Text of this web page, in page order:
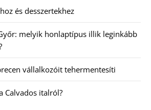
és desszertekhez
melyik honlaptípus illik leginkább
vállalkozóit tehermentesíti
Calvados italról?